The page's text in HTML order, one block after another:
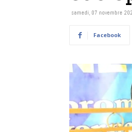
samedi, 07 novembre
Facebook